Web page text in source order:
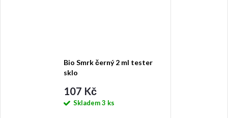
Bio Smrk černý 2 ml tester
sklo
107 Kč
Skladem3 ks